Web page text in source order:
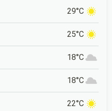
29°C
25°C
18°C
18°C
22°C